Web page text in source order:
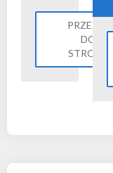
PRZEJDŹ
DO
STRONY